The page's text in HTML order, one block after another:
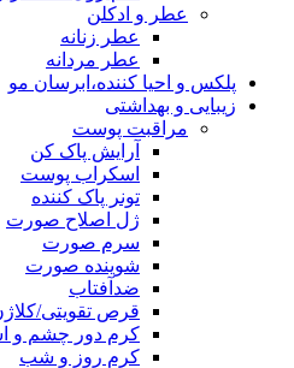
عطر و ادکلن
عطر زنانه
عطر مردانه
پلکس و احیا کننده،ابرسان مو
زیبایی و بهداشتی
مراقبت پوست
آرایش پاک کن
اسکراب پوست
تونر پاک کننده
ژل اصلاح صورت
سرم صورت
شوینده صورت
ضدآفتاب
قرص تقویتی/
کرم دور چشم و
کرم روز و شب